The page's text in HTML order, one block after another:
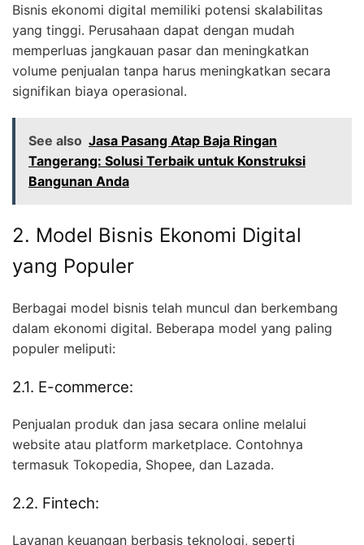
Bisnis ekonomi digital memiliki potensi skalabilitas
yang tinggi. Perusahaan dapat dengan mudah
memperluas jangkauan pasar dan meningkatkan
volume penjualan tanpa harus meningkatkan secara
signifikan biaya operasional.
See also Jasa Pasang Atap Baja Ringan
Tangerang: Solusi Terbaik untuk Konstruksi
Bangunan Anda
2. Model Bisnis Ekonomi Digital
yang Populer
Berbagai model bisnis telah muncul dan berkembang
dalam ekonomi digital. Beberapa model yang paling
populer meliputi:
2.1. E-commerce:
Penjualan produk dan jasa secara online melalui
website atau platform marketplace. Contohnya
termasuk Tokopedia, Shopee, dan Lazada.
2.2. Fintech:
Layanan keuangan berbasis teknologi, seperti